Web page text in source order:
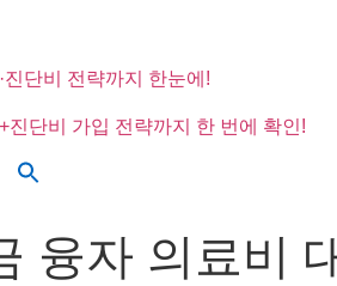
단비 전략까지 한눈에!
단비 가입 전략까지 한 번에 확인!
융자 의료비